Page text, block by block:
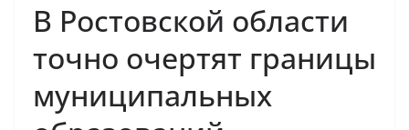
В Ростовской области
точно очертят границы
муниципальных